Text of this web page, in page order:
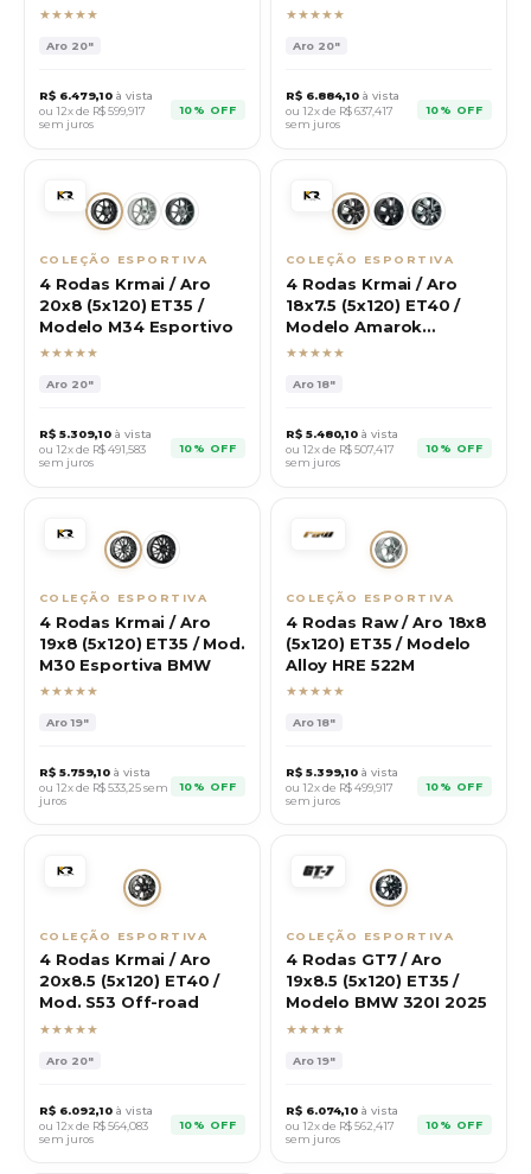
★★★★★
Aro 20"
R$ 6.479,10 à vista
ou 12x de R$599,917
sem juros
10% OFF
★★★★★
Aro 20"
R$ 6.884,10 à vista
ou 12x de R$637,417
sem juros
10% OFF
COLEÇÃO ESPORTIVA
4 Rodas Krmai / Aro
20x8 (5x120) ET35 /
Modelo M34 Esportivo
★★★★★
Aro 20"
R$ 5.309,10 à vista
ou 12x de R$491,583
sem juros
10% OFF
COLEÇÃO ESPORTIVA
4 Rodas Krmai / Aro
18x7.5 (5x120) ET40 /
Modelo Amarok
Extreme
★★★★★
Aro18"
R$ 5.480,10 à vista
ou 12x de R$507,417
sem juros
10% OFF
COLEÇÃO ESPORTIVA
4 Rodas Krmai / Aro
19x8 (5x120) ET35 / Mod.
M30 Esportiva BMW
★★★★★
Aro19"
R$ 5.759,10 à vista
ou 12x de R$533,25sem
juros
10% OFF
COLEÇÃO ESPORTIVA
4 Rodas Raw / Aro 18x8
(5x120) ET35 / Modelo
Alloy HRE 522M
★★★★★
Aro18"
R$ 5.399,10 à vista
ou 12x de R$499,917
sem juros
10% OFF
COLEÇÃO ESPORTIVA
4 Rodas Krmai / Aro
20x8.5 (5x120) ET40 /
Mod. S53 Off-road
★★★★★
Aro 20"
R$ 6.092,10 à vista
ou 12x de R$564,083
sem juros
10% OFF
COLEÇÃO ESPORTIVA
4 Rodas GT7 / Aro
19x8.5 (5x120) ET35 /
Modelo BMW 320I 2025
★★★★★
Aro19"
R$ 6.074,10 à vista
ou 12x de R$562,417
sem juros
10% OFF